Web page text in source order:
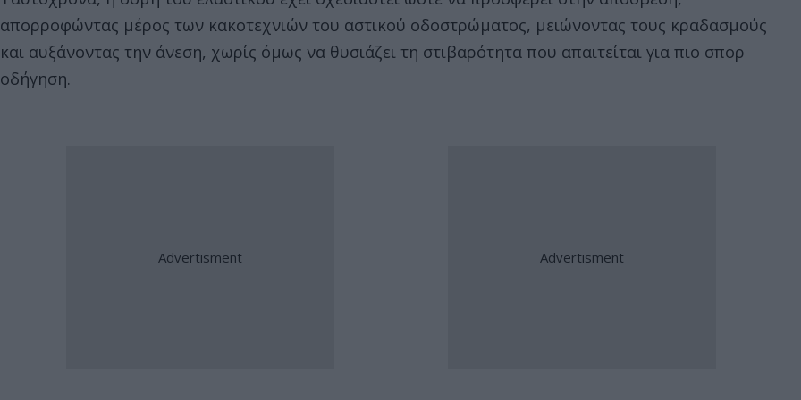
απορροφώντας μέρος των κακοτεχνιών του αστικού οδοστρώματος, μειώνοντας τους κραδασμούς
και αυξάνοντας την άνεση, χωρίς όμως να θυσιάζει τη στιβαρότητα που απαιτείται για πιο σπορ
οδήγηση.